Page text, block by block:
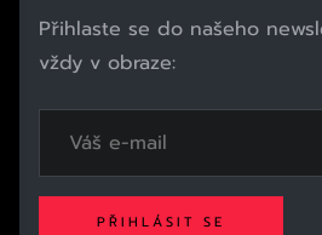
Přihlaste se do našeho
vždy v obraze:
PŘIHLÁSIT SE